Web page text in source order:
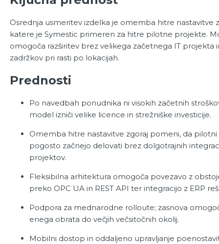
Osrednja usmeritev izdelka je omemba hitre nastavitve
katere je Symestic primeren za hitre pilotne projekte.
omogoča razširitev brez velikega začetnega IT projekta
zadržkov pri rasti po lokacijah.
Prednosti
Po navedbah ponudnika ni visokih začetnih
model izniči velike licence in strežniške investicije.
Omemba hitre nastavitve zgoraj pomeni, da
pogosto začnejo delovati brez dolgotrajnih
projektov.
Fleksibilna arhitektura omogoča povezavo z
preko OPC UA in REST API ter integracijo z ERP
Podpora za mednarodne rolloute; zasnova
enega obrata do večjih večsitočnih okolij.
Mobilni dostop in oddaljeno upravljanje